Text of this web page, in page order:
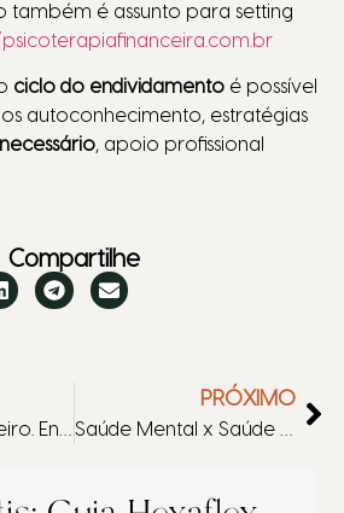
também é assunto para setting
ciclo do endividamento é possível
autoconhecimento, estratégias
, apoio profissional
Compartilhe
PRÓXIMO